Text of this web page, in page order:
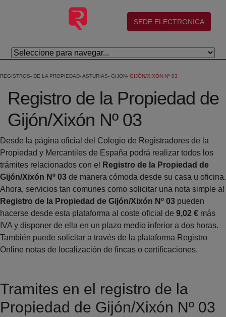
Saltar al contenido principal
(abre en nueva ventana)
SEDE ELECTRONICA
REGISTROS DE LA PROPIEDAD ASTURIAS GIJON GIJÓN/XIXÓN Nº 03
Registro de la Propiedad de
Gijón/Xixón Nº 03
Desde la página oficial del Colegio de Registradores de la
Propiedad y Mercantiles de España podrá realizar todos los
trámites relacionados con el
Registro de la Propiedad de
Gijón/Xixón Nº 03 de manera cómoda desde su casa u oficina.
Ahora, servicios tan comunes como solicitar una nota simple al
Registro de la Propiedad de Gijón/Xixón Nº 03 pueden
hacerse desde esta plataforma al coste oficial de 9,02 € más
IVA y disponer de ella en un plazo medio inferior a dos horas.
También puede solicitar a través de la plataforma Registro
Online notas de localización de fincas o certificaciones.
Tramites en el registro de la
Propiedad de Gijón/Xixón Nº 03